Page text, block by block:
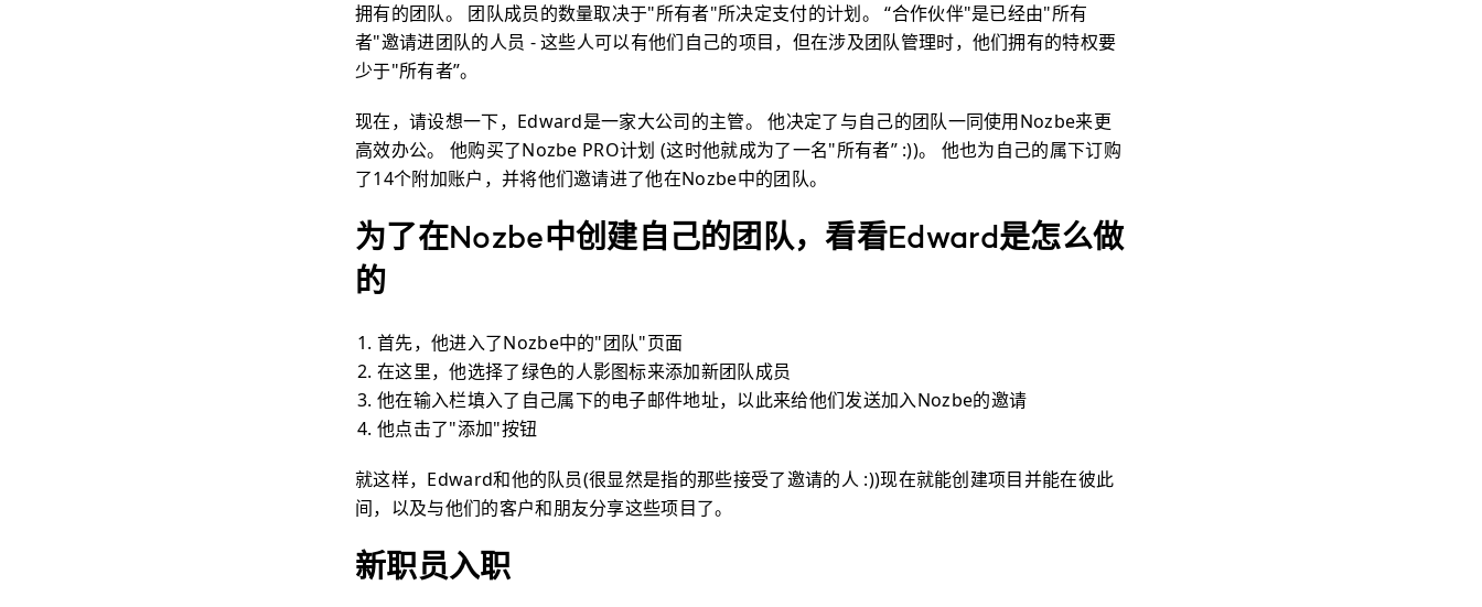
拥有的团队。 团队成员的数量取决于"所有者"所决定支付的计划。 “合作伙伴"是已经由"所有
者"邀请进团队的人员 - 这些人可以有他们自己的项目，但在涉及团队管理时，他们拥有的特权要
少于"所有者”。
现在，请设想一下，Edward是一家大公司的主管。 他决定了与自己的团队一同使用Nozbe来更
高效办公。 他购买了Nozbe PRO计划 (这时他就成为了一名"所有者” :))。 他也为自己的属下订购
了14个附加账户，并将他们邀请进了他在Nozbe中的团队。
为了在Nozbe中创建自己的团队，看看Edward是怎么做
的
首先，他进入了Nozbe中的"团队"页面
在这里，他选择了绿色的人影图标来添加新团队成员
他在输入栏填入了自己属下的电子邮件地址，以此来给他们发送加入Nozbe的邀请
他点击了"添加"按钮
就这样，Edward和他的队员(很显然是指的那些接受了邀请的人 :))现在就能创建项目并能在彼此
间，以及与他们的客户和朋友分享这些项目了。
新职员入职